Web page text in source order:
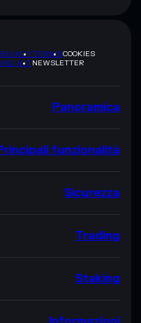
TERMSCOOKIES
KITNEWSLETTER
Panoramica
funzionalità
Sicurezza
Trading
Staking